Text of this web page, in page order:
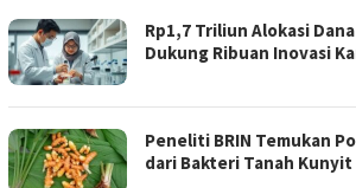
Rp1,7 Triliun Alokasi
Dukung Ribuan Inovasi
Peneliti BRIN Temukan
dari Bakteri Tanah Kunyit